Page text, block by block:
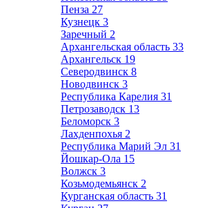
Пенза 27
Кузнецк 3
Заречный 2
Архангельская область 33
Архангельск 19
Северодвинск 8
Новодвинск 3
Республика Карелия 31
Петрозаводск 13
Беломорск 3
Лахденпохья 2
Республика Марий Эл 31
Йошкар-Ола 15
Волжск 3
Козьмодемьянск 2
Курганская область 31